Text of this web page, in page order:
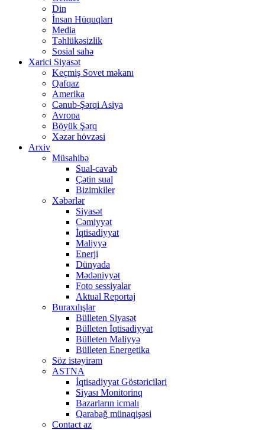
Din
İnsan Hüquqları
Media
Təhlükəsizlik
Sosial sahə
Xarici Siyasət
Keçmiş Sovet məkanı
Qafqaz
Amerika
Cənub-Şərqi Asiya
Avropa
Böyük Şərq
Xəzər hövzəsi
Arxiv
Müsahibə
Sual-cavab
Çətin sual
Bizimkiler
Xəbərlər
Siyasət
Cəmiyyət
İqtisadiyyat
Maliyyə
Enerji
Dünyada
Mədəniyyət
Foto sessiyalar
Aktual Reportaj
Buraxılışlar
Bülleten Siyasət
Bülleten İqtisadiyyat
Bülleten Maliyyə
Bülleten Energetika
Söz istəyirəm
ASTNA
İqtisadiyyat Göstəriciləri
Siyası Monitorinq
Bazarların icmalı
Qarabağ münaqişəsi
Contact az